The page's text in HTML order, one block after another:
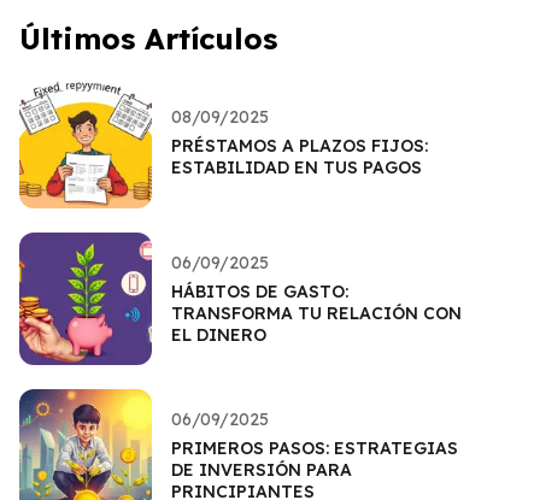
Últimos Artículos
08/09/2025
PRÉSTAMOS A PLAZOS FIJOS:
ESTABILIDAD EN TUS PAGOS
06/09/2025
HÁBITOS DE GASTO:
TRANSFORMA TU RELACIÓN CON
EL DINERO
06/09/2025
PRIMEROS PASOS: ESTRATEGIAS
DE INVERSIÓN PARA
PRINCIPIANTES